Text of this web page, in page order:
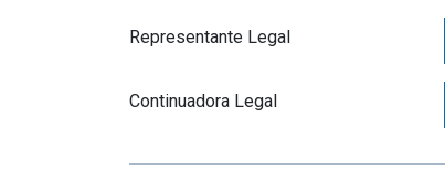
Representante Legal
Continuadora Legal